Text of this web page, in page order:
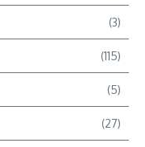
(3)
(115)
(5)
(27)